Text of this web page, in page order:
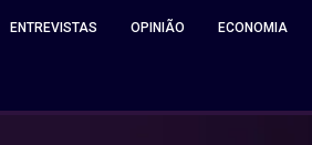
ENTREVISTAS OPINIÃO ECONOMIA